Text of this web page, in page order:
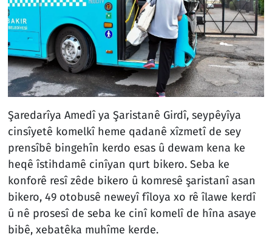
Şaredarîya Amedî ya Şaristanê Girdî, seypêyîya
cinsîyetê komelkî heme qadanê xîzmetî de sey
prensîbê bingehîn kerdo esas û dewam kena ke
heqê îstihdamê cinîyan qurt bikero. Seba ke
konforê resî zêde bikero û komresê şaristanî asan
bikero, 49 otobusê neweyî fîloya xo rê îlawe kerdî
û nê prosesî de seba ke cinî komelî de hîna asaye
bibê, xebatêka muhîme kerde.